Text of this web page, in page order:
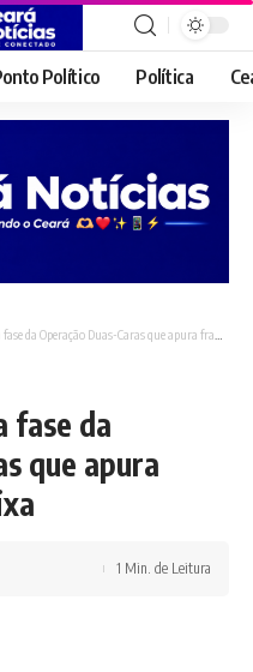
Político Política
Operação Duas-Caras que apura fraudes contra a Caixa
fase da
que apura
1 Min. de Leitura